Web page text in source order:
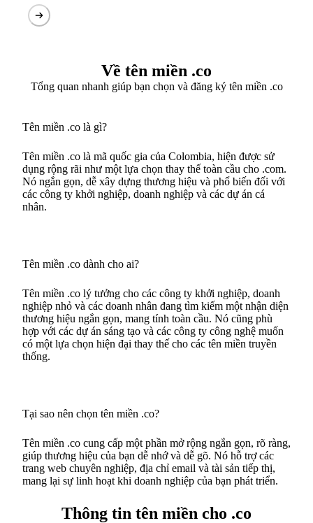
Về tên miền .co
Tổng quan nhanh giúp bạn chọn và đăng ký tên miền .co
Tên miền .co là gì?
Tên miền .co là mã quốc gia của Colombia, hiện được sử
dụng rộng rãi như một lựa chọn thay thế toàn cầu cho .com.
Nó ngắn gọn, dễ xây dựng thương hiệu và phổ biến đối với
các công ty khởi nghiệp, doanh nghiệp và các dự án cá
nhân.
Tên miền .co dành cho ai?
Tên miền .co lý tưởng cho các công ty khởi nghiệp, doanh
nghiệp nhỏ và các doanh nhân đang tìm kiếm một nhận diện
thương hiệu ngắn gọn, mang tính toàn cầu. Nó cũng phù
hợp với các dự án sáng tạo và các công ty công nghệ muốn
có một lựa chọn hiện đại thay thế cho các tên miền truyền
thống.
Tại sao nên chọn tên miền .co?
Tên miền .co cung cấp một phần mở rộng ngắn gọn, rõ ràng,
giúp thương hiệu của bạn dễ nhớ và dễ gõ. Nó hỗ trợ các
trang web chuyên nghiệp, địa chỉ email và tài sản tiếp thị,
mang lại sự linh hoạt khi doanh nghiệp của bạn phát triển.
Thông tin tên miền cho .co